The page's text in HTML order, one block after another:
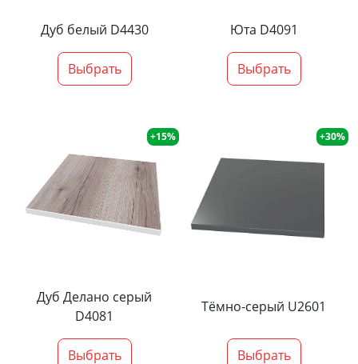
Дуб белый D4430
Выбрать
Юта D4091
Выбрать
+15%
Дуб Делано серый
D4081
Выбрать
+30%
Тёмно-серый U2601
Выбрать